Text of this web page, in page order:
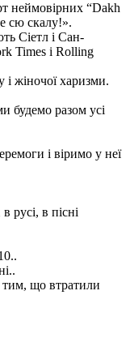
неймовірних “Dakh
сю скалу!».
Сіетл і Сан-
Times і Rolling
жіночої харизми.
будемо разом усі
і віримо у неї
русі, в пісні
що втратили